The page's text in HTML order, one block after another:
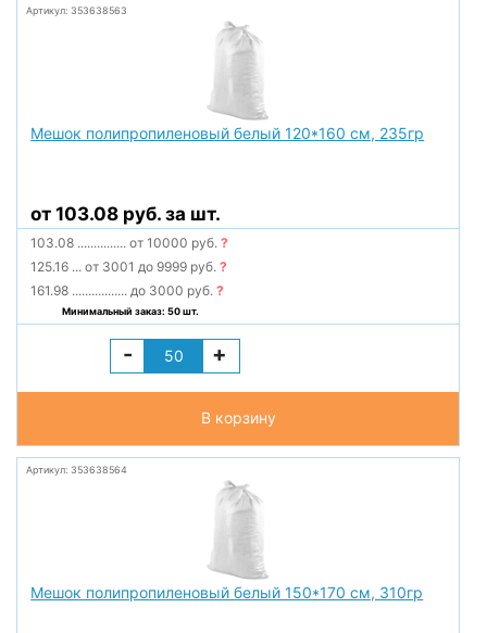
Артикул: 353638563
Мешок полипропиленовый белый 120*160 см, 235гр
от 103.08 руб. за шт.
103.08 ............... от 10000 руб.?
125.16 ... от 3001 до 9999 руб.?
161.98 ................. до 3000 руб.?
Минимальный заказ: 50 шт.
- +
В корзину
Артикул: 353638564
Мешок полипропиленовый белый 150*170 см, 310гр